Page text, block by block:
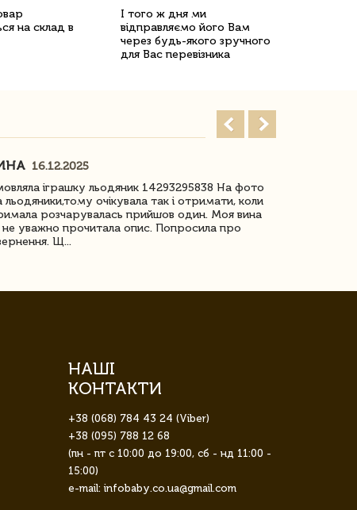
на склад в
І того ж дня ми
відправляємо його Вам
через будь-якого зручного
для Вас перевізника
16.12.2025
іграшку льодяник 14293295838 На фото
льодяники,тому очікувала так і отримати, коли
розчарувалась прийшов один. Моя вина
уважно прочитала опис. Попросила про
Щ...
НАШІ
КОНТАКТИ
+38 (068) 784 43 24 (Viber)
+38 (095) 788 12 68
(пн - пт с 10:00 до 19:00, сб - нд 11:00 -
15:00)
e-mail: infobaby.co.ua@gmail.com